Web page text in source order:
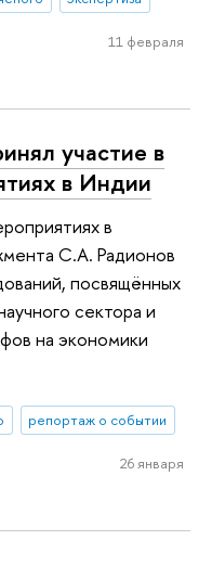
11 февраля
участие в
в Индии
в
С.А. Радионов
посвящённых
сектора и
на экономики
репортаж о событии
26 января